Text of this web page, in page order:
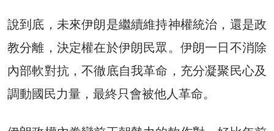
說到底，未來伊朗是繼續維持神權統治，還是政
教分離，決定權在於伊朗民眾。伊朗一日不消除
內部軟對抗，不徹底自我革命，充分凝聚民心及
調動國民力量，最終只會被他人革命。